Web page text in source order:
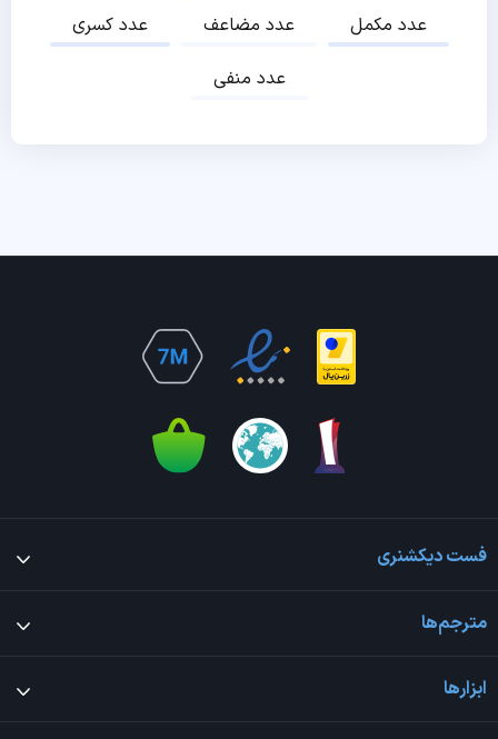
عدد کسری
عدد مضاعف
عدد مکمل
عدد منفی
فست دیکشنری
مترجم‌ها
ابزارها